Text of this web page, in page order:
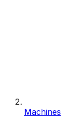
Machines